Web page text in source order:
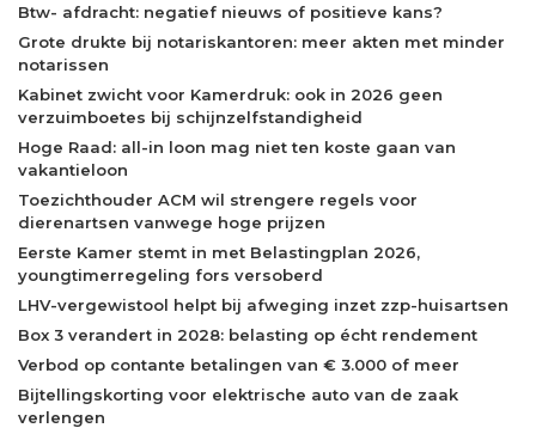
Btw- afdracht: negatief nieuws of positieve kans?
Grote drukte bij notariskantoren: meer akten met minder
notarissen
Kabinet zwicht voor Kamerdruk: ook in 2026 geen
verzuimboetes bij schijnzelfstandigheid
Hoge Raad: all-in loon mag niet ten koste gaan van
vakantieloon
Toezichthouder ACM wil strengere regels voor
dierenartsen vanwege hoge prijzen
Eerste Kamer stemt in met Belastingplan 2026,
youngtimerregeling fors versoberd
LHV-vergewistool helpt bij afweging inzet zzp-huisartsen
Box 3 verandert in 2028: belasting op écht rendement
Verbod op contante betalingen van € 3.000 of meer
Bijtellingskorting voor elektrische auto van de zaak
verlengen